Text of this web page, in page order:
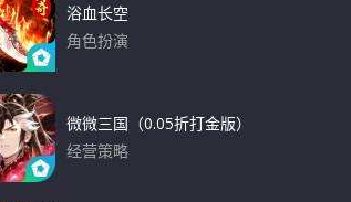
浴血长空
角色扮演
微微三国（0.05折打金版）
经营策略